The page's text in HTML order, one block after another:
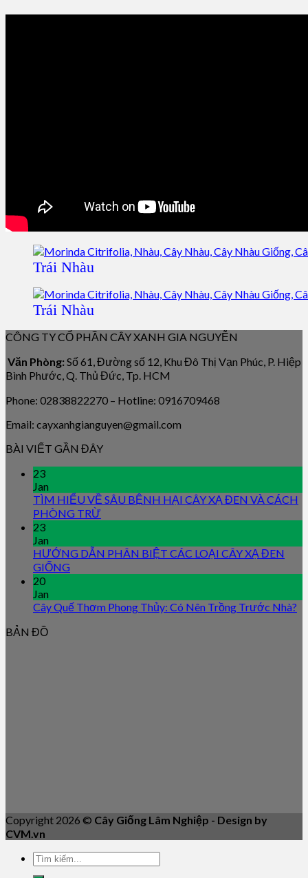
Trái Nhàu
Trái Nhàu
CÔNG TY CỔ PHẦN CÂY XANH GIA NGUYỄN
Văn Phòng: Số 61, Đường số 12, Khu Đô Thị Vạn Phúc, P. Hiệp
Bình Phước, Q. Thủ Đức, Tp. HCM
Phone: 02838822270 – Hotline: 0916709468
Email: cayxanhgianguyen@gmail.com
BÀI VIẾT GẦN ĐÂY
23
Jan
TÌM HIỂU VỀ SÂU BỆNH HẠI CÂY XẠ ĐEN VÀ CÁCH
PHÒNG TRỪ
23
Jan
HƯỚNG DẪN PHÂN BIỆT CÁC LOẠI CÂY XẠ ĐEN
GIỐNG
20
Jan
Cây Quế Thơm Phong Thủy: Có Nên Trồng Trước Nhà?
BẢN ĐỒ
Copyright 2026 © Cây Giống Lâm Nghiệp - Design by
CVM.vn